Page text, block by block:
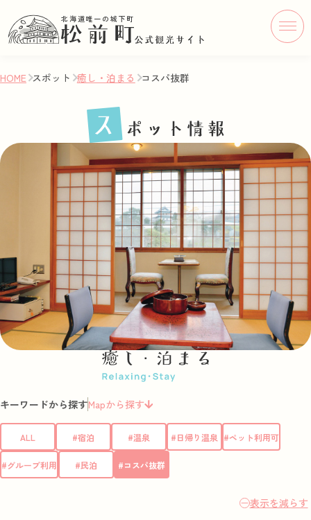
北海道唯一の城下町
HOME スポット 癒し・泊まる コスパ抜群
キーワードから探すMapから探す
ALL #宿泊 #温泉 #日帰り温泉 #ペット利用可
#グループ利用 #民泊 #コスパ抜群
表示を減らす